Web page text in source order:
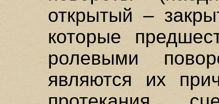
открытый –
которые
ролевыми
являются их